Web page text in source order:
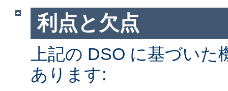
利点と欠点
上記の DSO に基づい
あります: